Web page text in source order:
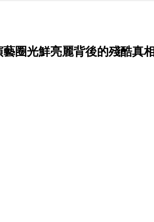
圈光鮮亮麗背後的殘酷真相